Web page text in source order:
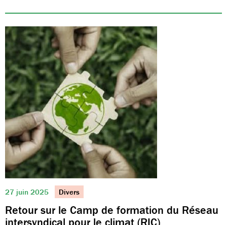
27 juin 2025 Divers
Retour sur le Camp de formation du Réseau
intersyndical pour le climat (RIC)